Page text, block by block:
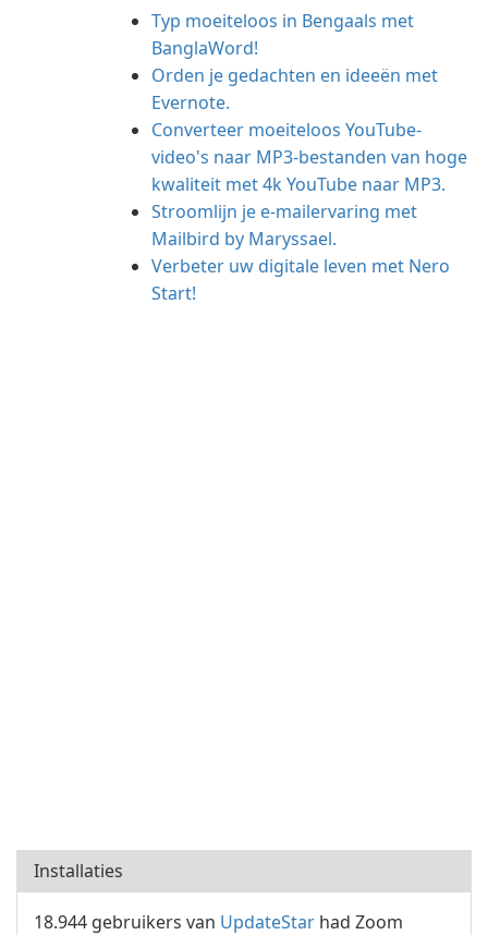
Typ moeiteloos in Bengaals met
BanglaWord!
Orden je gedachten en ideeën met
Evernote.
Converteer moeiteloos YouTube-
video's naar MP3-bestanden van hoge
kwaliteit met 4k YouTube naar MP3.
Stroomlijn je e-mailervaring met
Mailbird by Maryssael.
Verbeter uw digitale leven met Nero
Start!
Installaties
18.944 gebruikers van UpdateStar had Zoom